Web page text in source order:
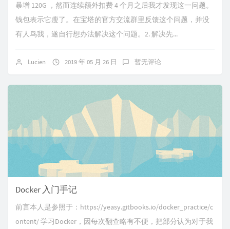
暴增 120G ，然而连续额外扣费 4 个月之后我才发现这一问题。
钱包表示它瘦了。在宝塔的官方交流群里反馈这个问题，并没
有人鸟我，遂自行想办法解决这个问题。2. 解决先...
Lucien 2019 年 05 月 26 日 暂无评论
Docker 入门手记
前言本人是参照于：https://yeasy.gitbooks.io/docker_practice/c
ontent/ 学习Docker，因每次翻查略有不便，把部分认为对于我